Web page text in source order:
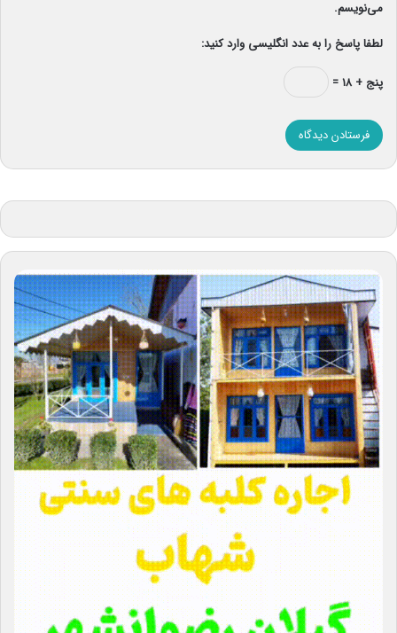
می‌نویسم.
لطفا پاسخ را به عدد انگلیسی وارد کنید:
پنج + ۱۸ =